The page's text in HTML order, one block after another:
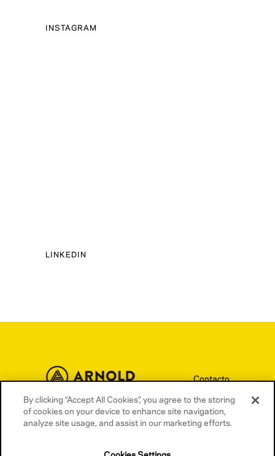
INSTAGRAM
LINKEDIN
Contacto
Términos y condiciones
Política de privacidad
By clicking “Accept All Cookies”, you agree to the storing
of cookies on your device to enhance site navigation,
analyze site usage, and assist in our marketing efforts.